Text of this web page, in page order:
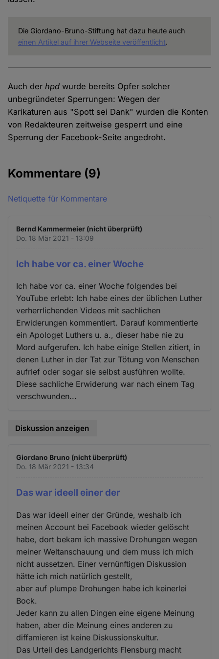
Die Giordano-Bruno-Stiftung hat dazu heute auch
einen Artikel auf ihrer Webseite veröffentlicht.
Auch derhpd wurde bereits Opfer solcher
unbegründeter Sperrungen: Wegen der
Karikaturen aus "Spott sei Dank" wurden die Konten
von Redakteuren zeitweise gesperrt und eine
Sperrung der Facebook-Seite angedroht.
Kommentare (9)
Netiquette für Kommentare
Bernd Kammermeier (nicht überprüft)
Do. 18 Mär 2021 - 13:09
Ich habe vor ca. einer Woche
Ich habe vor ca. einer Woche folgendes bei
YouTube erlebt: Ich habe eines der üblichen Luther
verherrlichenden Videos mit sachlichen
Erwiderungen kommentiert. Darauf kommentierte
ein Apologet Luthers u. a., dieser habe nie zu
Mord aufgerufen. Ich habe einige Stellen zitiert, in
denen Luther in der Tat zur Tötung von Menschen
aufrief oder sogar sie selbst ausführen wollte.
Diese sachliche Erwiderung war nach einem Tag
verschwunden...
Diskussion anzeigen
Giordano Bruno (nicht überprüft)
Do. 18 Mär 2021 - 13:34
Das war ideell einer der
Das war ideell einer der Gründe, weshalb ich
meinen Account bei Facebook wieder gelöscht
habe, dort bekam ich massive Drohungen wegen
meiner Weltanschauung und dem muss ich mich
nicht aussetzen. Einer vernünftigen Diskussion
hätte ich mich natürlich gestellt,
aber auf plumpe Drohungen habe ich keinerlei
Bock.
Jeder kann zu allen Dingen eine eigene Meinung
haben, aber die Meinung eines anderen zu
diffamieren ist keine Diskussionskultur.
Das Urteil des Landgerichts Flensburg macht